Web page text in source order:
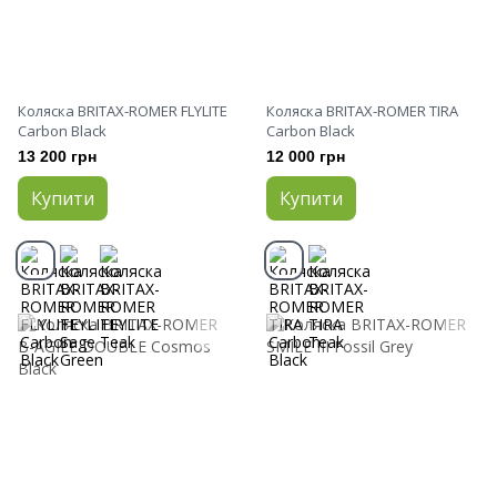
Коляска BRITAX-ROMER FLYLITE
Carbon Black
13 200 грн
Купити
Коляска BRITAX-ROMER TIRA
Carbon Black
12 000 грн
Купити